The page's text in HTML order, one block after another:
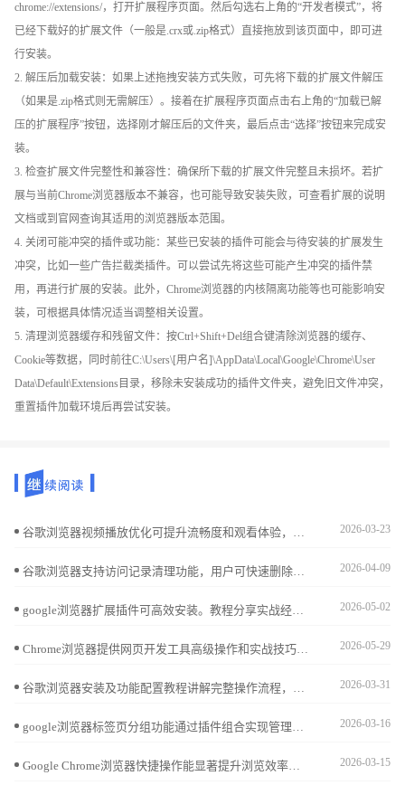
chrome://extensions/，打开扩展程序页面。然后勾选右上角的“开发者模式”，将
已经下载好的扩展文件（一般是.crx或.zip格式）直接拖放到该页面中，即可进
行安装。
2. 解压后加载安装：如果上述拖拽安装方式失败，可先将下载的扩展文件解压
（如果是.zip格式则无需解压）。接着在扩展程序页面点击右上角的“加载已解
压的扩展程序”按钮，选择刚才解压后的文件夹，最后点击“选择”按钮来完成安
装。
3. 检查扩展文件完整性和兼容性：确保所下载的扩展文件完整且未损坏。若扩
展与当前Chrome浏览器版本不兼容，也可能导致安装失败，可查看扩展的说明
文档或到官网查询其适用的浏览器版本范围。
4. 关闭可能冲突的插件或功能：某些已安装的插件可能会与待安装的扩展发生
冲突，比如一些广告拦截类插件。可以尝试先将这些可能产生冲突的插件禁
用，再进行扩展的安装。此外，Chrome浏览器的内核隔离功能等也可能影响安
装，可根据具体情况适当调整相关设置。
5. 清理浏览器缓存和残留文件：按Ctrl+Shift+Del组合键清除浏览器的缓存、
Cookie等数据，同时前往C:\Users\[用户名]\AppData\Local\Google\Chrome\User
Data\Default\Extensions目录，移除未安装成功的插件文件夹，避免旧文件冲突，
重置插件加载环境后再尝试安装。
谷歌浏览器视频播放优化可提升流畅度和观看体验，本文全面分析操作效果，帮助用户实现高清视频顺畅播放。 2026-03-23
谷歌浏览器支持访问记录清理功能，用户可快速删除历史痕迹。结合隐私保护设置，可以避免信息泄露，保障更安全的浏览体验。 2026-04-09
google浏览器扩展插件可高效安装。教程分享实战经验，包括批量安装、权限设置和配置技巧，帮助用户快速管理插件，提高浏览器使用效率。 2026-05-02
Chrome浏览器提供网页开发工具高级操作和实战技巧，教程讲解方法，帮助开发者优化调试流程，提高网页开发效率。 2026-05-29
谷歌浏览器安装及功能配置教程讲解完整操作流程，包括浏览器安装、插件配置及功能优化，帮助用户高效使用浏览器并提升办公效率。 2026-03-31
google浏览器标签页分组功能通过插件组合实现管理效率提升，优化方案帮助用户轻松分类和切换标签页，带来更智能的使用体验。 2026-03-16
Google Chrome浏览器快捷操作能显著提升浏览效率。本文通过实测评测不同快捷操作方法，帮助用户掌握高效操作技巧，提高日常使用体验。 2026-03-15